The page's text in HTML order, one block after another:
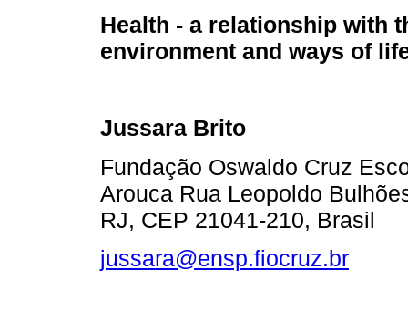
Health - a relationship with
environment and ways of
Jussara Brito
Fundação Oswaldo Cruz
Arouca Rua Leopoldo
RJ, CEP 21041-210, Brasil
jussara@ensp.fiocruz.br